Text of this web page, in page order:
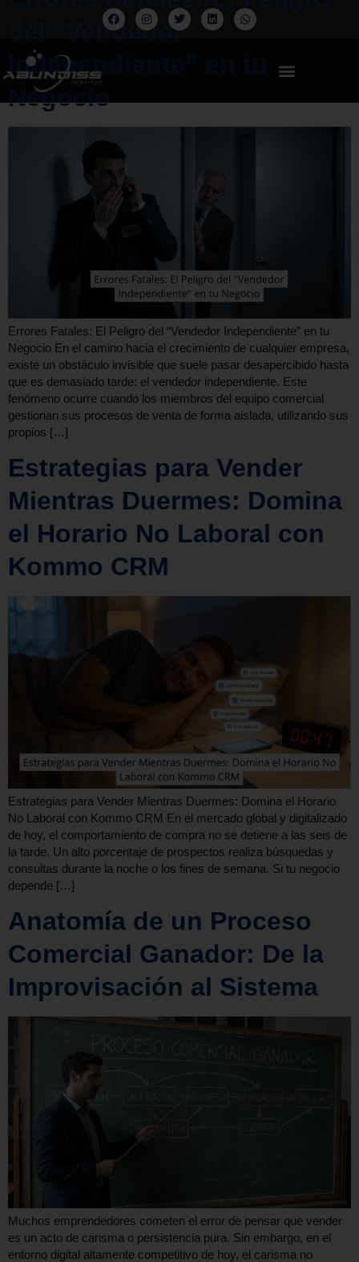
del “Vendedor
Independiente” en tu
Negocio
Errores Fatales: El Peligro del “Vendedor Independiente” en tu
Negocio En el camino hacia el crecimiento de cualquier empresa,
existe un obstáculo invisible que suele pasar desapercibido hasta
que es demasiado tarde: el vendedor independiente. Este
fenómeno ocurre cuando los miembros del equipo comercial
gestionan sus procesos de venta de forma aislada, utilizando sus
propios […]
Estrategias para Vender
Mientras Duermes: Domina
el Horario No Laboral con
Kommo CRM
Estrategias para Vender Mientras Duermes: Domina el Horario
No Laboral con Kommo CRM En el mercado global y digitalizado
de hoy, el comportamiento de compra no se detiene a las seis de
la tarde. Un alto porcentaje de prospectos realiza búsquedas y
consultas durante la noche o los fines de semana. Si tu negocio
depende […]
Anatomía de un Proceso
Comercial Ganador: De la
Improvisación al Sistema
Muchos emprendedores cometen el error de pensar que vender
es un acto de carisma o persistencia pura. Sin embargo, en el
entorno digital altamente competitivo de hoy, el carisma no